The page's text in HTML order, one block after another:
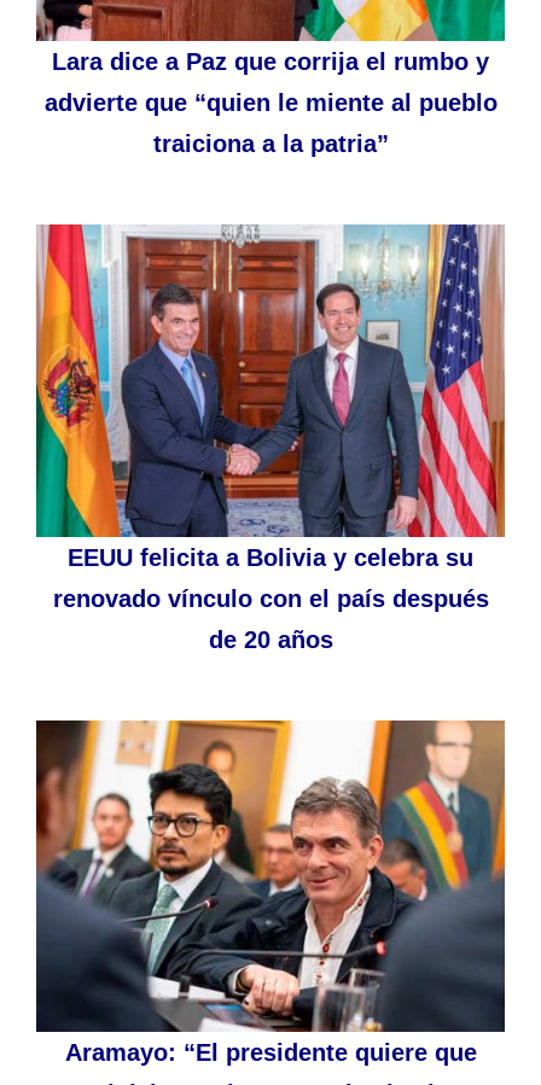
Lara dice a Paz que corrija el rumbo y
advierte que “quien le miente al pueblo
traiciona a la patria”
EEUU felicita a Bolivia y celebra su
renovado vínculo con el país después
de 20 años
Aramayo: “El presidente quiere que